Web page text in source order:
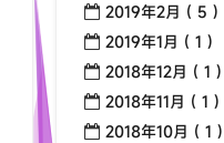
2019年2月 ( 5 )
2019年1月 ( 1 )
2018年12月 ( 1 )
2018年11月 ( 1 )
2018年10月 ( 1 )